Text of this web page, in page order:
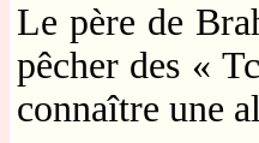
Le père de
pêcher des «
connaître une